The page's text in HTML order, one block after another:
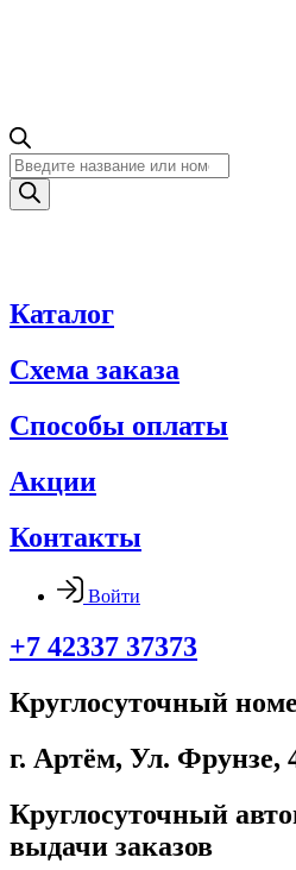
Поиск
товаров
Каталог
Схема заказа
Способы оплаты
Акции
Контакты
Войти
+7 42337 37373
Круглосуточный
г. Артём, ​Ул. Фрунзе,
Круглосуточный
выдачи заказов